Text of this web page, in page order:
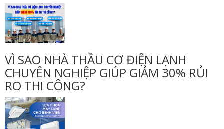
VÌ SAO NHÀ THẦU CƠ ĐIỆN LẠNH
CHUYÊN NGHIỆP GIÚP GIẢM 30% RỦI
RO THI CÔNG?